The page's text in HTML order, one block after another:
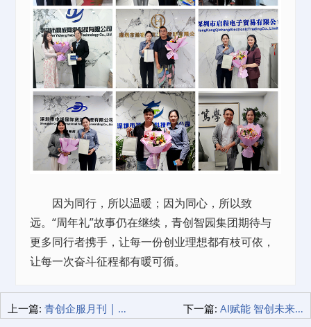
因为同行，所以温暖；因为同心，所以致
远。“周年礼”故事仍在继续，青创智园集团期待与
更多同行者携手，让每一份创业理想都有枝可依，
让每一次奋斗征程都有暖可循。
上一篇: 青创企服月刊 | 精选热门企服项目 直击高频痛点！ 下一篇: AI赋能 智创未来 | 青创智园集团×中国联通 AI应用大讲堂培训会成功举行 助力企业抢占AI时代先机